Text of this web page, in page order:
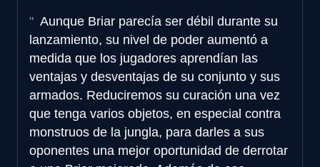
Aunque Briar parecía ser débil durante su
lanzamiento, su nivel de poder aumentó a
medida que los jugadores aprendían las
ventajas y desventajas de su conjunto y sus
armados. Reduciremos su curación una vez
que tenga varios objetos, en especial contra
monstruos de la jungla, para darles a sus
oponentes una mejor oportunidad de derrotar